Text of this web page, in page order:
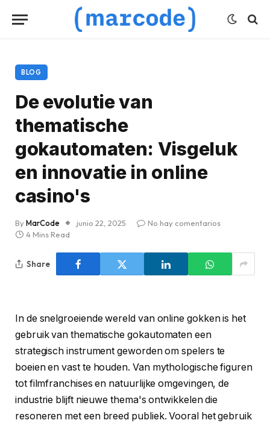
BLOG
De evolutie van
thematische
gokautomaten: Visgeluk
en innovatie in online
casino's
ByMarCode junio 22, 2025
No hay comentarios
4 Mins Read
Share
In de snelgroeiende wereld van online gokken is het
gebruik van thematische gokautomaten een
strategisch instrument geworden om spelers te
boeien en vast te houden. Van mythologische figuren
tot filmfranchises en natuurlijke omgevingen, de
industrie blijft nieuwe thema's ontwikkelen die
resoneren met een breed publiek. Vooral het gebruik